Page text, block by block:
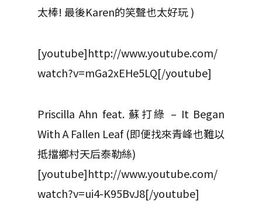
太棒! 最後Karen的笑聲也太好玩 )
[youtube]http://www.youtube.com/
watch?v=mGa2xEHe5LQ[/youtube]
Priscilla Ahn feat. 蘇打綠 – It Began
With A Fallen Leaf (即便找來青峰也難以
抵擋鄉村天后泰勒絲)
[youtube]http://www.youtube.com/
watch?v=ui4-K95BvJ8[/youtube]